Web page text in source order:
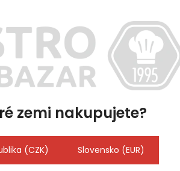
zemi nakupujete?
(CZK) Slovensko (EUR)